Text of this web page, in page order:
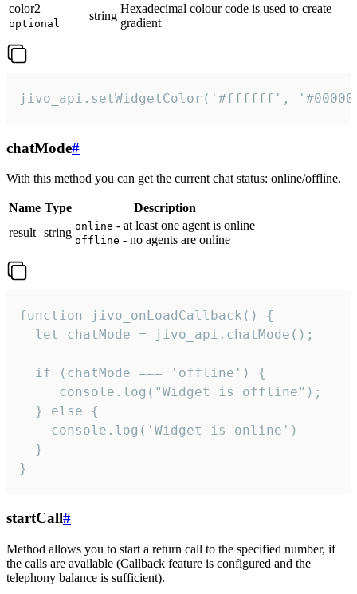
color2
optional
string
Hexadecimal colour code is used to create
gradient
jivo_api.setWidgetColor('#ffffff',
chatMode#
With this method you can get the current chat status: online/offline.
Name Type
Description
result string online - at least one agent is online
offline - no agents are online
function jivo_onLoadCallback() {
  let chatMode = jivo_api.chatMode();
  if (chatMode === 'offline') {
     console.log("Widget is offline");
  } else {
    console.log('Widget is online')
  }
}
startCall#
Method allows you to start a return call to the specified number, if
the calls are available (Callback feature is configured and the
telephony balance is sufficient).